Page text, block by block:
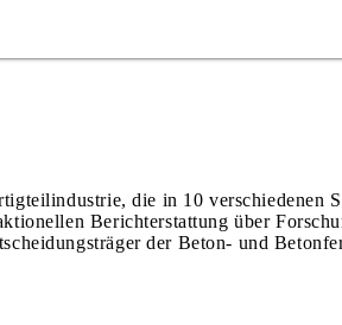
die in 10 verschiedenen
Berichterstattung über
der Beton- und